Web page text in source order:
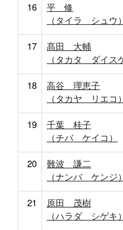
16
平 修
（タイラ シュウ）
17
髙田 大輔
（タカタ ダイス
18
高谷 理恵子
（タカヤ リエコ）
19
千葉 桂子
（チバ ケイコ）
20
難波 謙二
（ナンバ ケンジ）
21
原田 茂樹
（ハラダ シゲキ）